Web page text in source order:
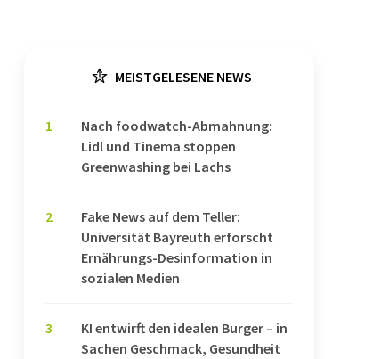
MEISTGELESENE NEWS
1
Nach foodwatch-Abmahnung:
Lidl und Tinema stoppen
Greenwashing bei Lachs
2
Fake News auf dem Teller:
Universität Bayreuth erforscht
Ernährungs-Desinformation in
sozialen Medien
3
KI entwirft den idealen Burger – in
Sachen Geschmack, Gesundheit